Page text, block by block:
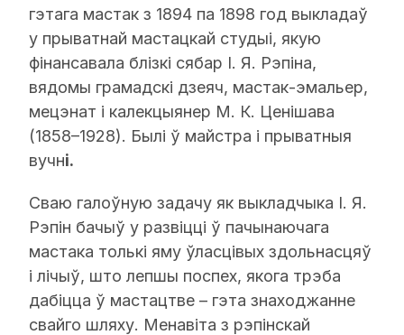
гэтага мастак з 1894 па 1898 год выкладаў
у прыватнай мастацкай студыі, якую
фінансавала блізкі сябар І. Я. Рэпіна,
вядомы грамадскі дзеяч, мастак-эмальер,
мецэнат і калекцыянер М. К. Ценішава
(1858–1928). Былі ў майстра і прыватныя
вучні.
Сваю галоўную задачу як выкладчыка І. Я.
Рэпін бачыў у развіцці ў пачынаючага
мастака толькі яму ўласцівых здольнасцяў
і лічыў, што лепшы поспех, якога трэба
дабіцца ў мастацтве – гэта знаходжанне
свайго шляху. Менавіта з рэпінскай